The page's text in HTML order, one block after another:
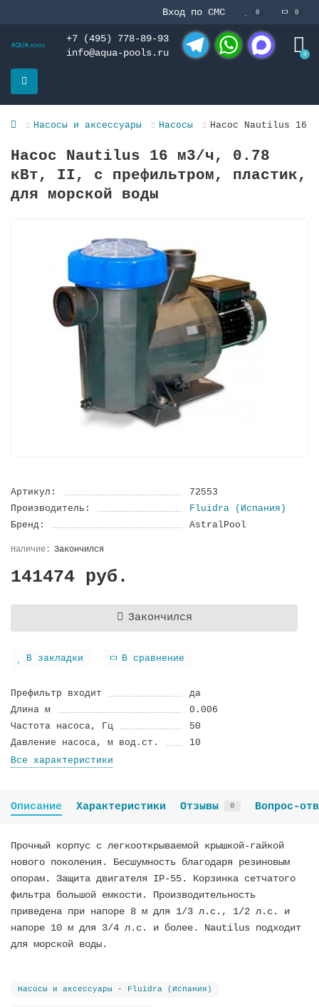
Вход по СМС 0 0
+7 (495) 778-89-93
info@aqua-pools.ru
0
Насосы и аксессуары Насосы Насос Nautilus 16
Насос Nautilus 16 м3/ч, 0.78
кВт, II, с префильтром, пластик,
для морской воды
Артикул:
72553
Производитель:
Fluidra (Испания)
Бренд:
AstralPool
Закончился
141474 руб.
Закончился
В закладки В сравнение
Префильтр входит
да
Длина м
0.006
Частота насоса, Гц
50
Давление насоса, м вод.ст.
10
Все характеристики
Описание Характеристики Отзывы 0 Вопрос-
Прочный корпус с легкооткрываемой крышкой-гайкой
нового поколения. Бесшумность благодаря резиновым
опорам. Защита двигателя IP-55. Корзинка сетчатого
фильтра большой емкости. Производительность
приведена при напоре 8 м для 1/3 л.с., 1/2 л.с. и
напоре 10 м для 3/4 л.с. и более. Nautilus подходит
для морской воды.
Насосы и аксессуары - Fluidra (Испания)